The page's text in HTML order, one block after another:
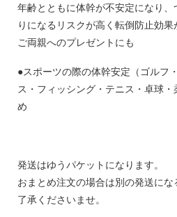
年齢とともに体幹が不安定になり
りになるリスクが高く転倒防止効果
ご両親へのプレゼントにも
●スポーツの際の体幹安定（ゴルフ
ス・フィッシング・テニス・卓球
め
発送はゆうパケットになります。
おまとめ注文の場合は別の発送に
了承くださいませ。